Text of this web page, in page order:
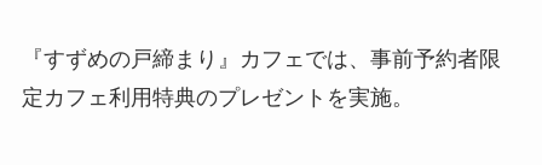
『すずめの戸締まり』カフェでは、事前予約者限
定カフェ利用特典のプレゼントを実施。